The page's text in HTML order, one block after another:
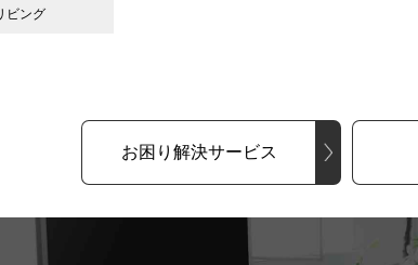
ビング
お困り解決サービス